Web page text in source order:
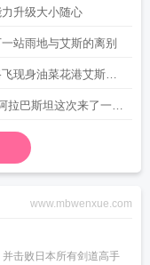
升级大小随心
站雨地与艾斯的离别
现身油菜花港艾斯与
拉巴斯坦这次来了一群
伙
www.mbwenxue.com
击败日本所有剑道高手